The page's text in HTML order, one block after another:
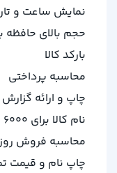
نمایش ساعت و
بارکد کالا
محاسبه پرداختی
چاپ و ارائه
نام کالا برای 6000 حافظه ترازو
محاسبه فروش